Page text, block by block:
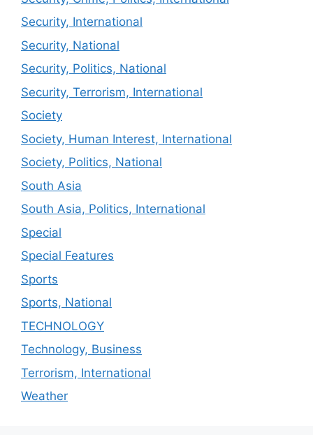
Security, International
Security, National
Security, Politics, National
Security, Terrorism, International
Society
Society, Human Interest, International
Society, Politics, National
South Asia
South Asia, Politics, International
Special
Special Features
Sports
Sports, National
TECHNOLOGY
Technology, Business
Terrorism, International
Weather